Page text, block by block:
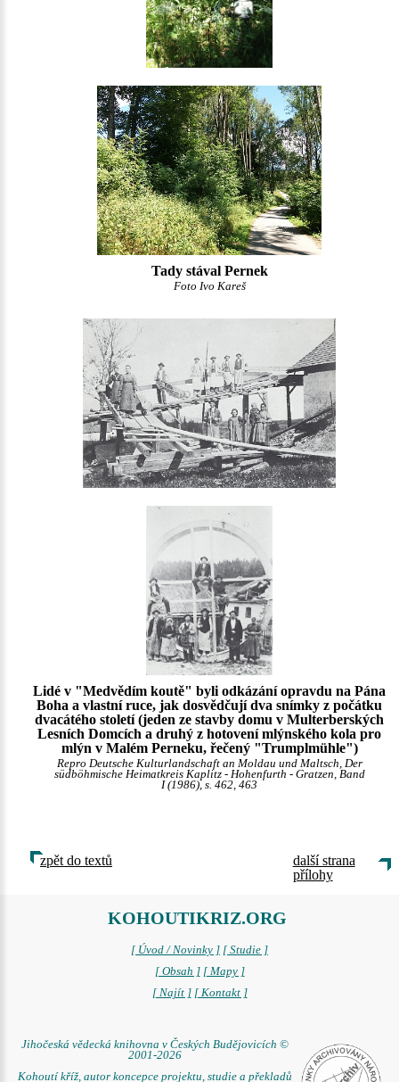
Tady stával Pernek
Foto Ivo Kareš
Lidé v "Medvědím koutě" byli odkázání opravdu na Pána
Boha a vlastní ruce, jak dosvědčují dva snímky z počátku
dvacátého století (jeden ze stavby domu v Multerberských
Lesních Domcích a druhý z hotovení mlýnského kola pro
mlýn v Malém Perneku, řečený "Trumplmühle")
Repro Deutsche Kulturlandschaft an Moldau und Maltsch, Der
südböhmische Heimatkreis Kaplitz - Hohenfurth - Gratzen, Band
I (1986), s. 462, 463
zpět do textů
další strana
přílohy
KOHOUTIKRIZ.ORG
[ Úvod / Novinky ] [ Studie ]
[ Obsah ] [ Mapy ]
[ Najít ] [ Kontakt ]
Jihočeská vědecká knihovna v Českých Budějovicích ©
2001-2026
Kohoutí kříž, autor koncepce projektu, studie a překladů